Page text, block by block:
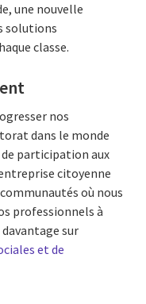
une nouvelle
solutions
classe.
nos
dans le monde
participation aux
citoyenne
où nous
professionnels à
sur
et de